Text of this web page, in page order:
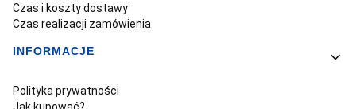
Czas i koszty dostawy
Czas realizacji zamówienia
INFORMACJE
Polityka prywatności